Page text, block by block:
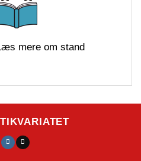
mere om stand